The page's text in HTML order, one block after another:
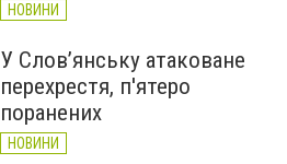
НОВИНИ
У Слов’янську атаковане
перехрестя, п'ятеро
поранених
НОВИНИ